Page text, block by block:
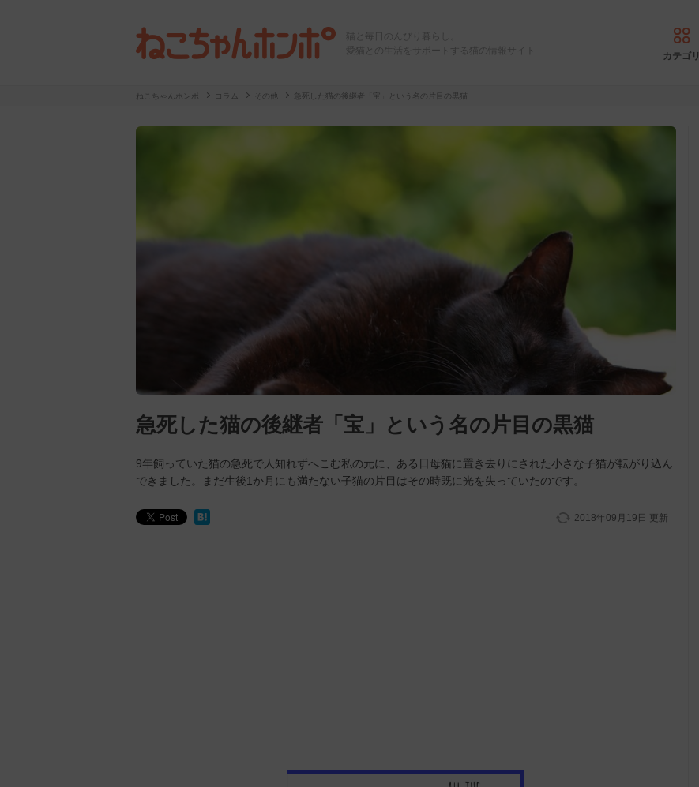
猫と毎日のんびり暮らし。
愛猫との生活をサポートする猫の情報サイト
カテゴリ
ねこちゃんホンポ コラム その他 急死した猫の後継者「宝」という名の片目の黒猫
急死した猫の後継者「宝」という名の片目の黒猫
9年飼っていた猫の急死で人知れずへこむ私の元に、ある日母猫に置き去りにされた小さな子猫が転がり込ん
できました。まだ生後1か月にも満たない子猫の片目はその時既に光を失っていたのです。
2018年09月19日 更新